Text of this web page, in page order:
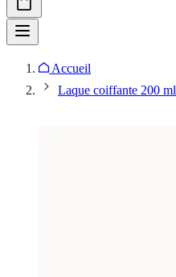
Accueil
Laque coiffante 200 ml